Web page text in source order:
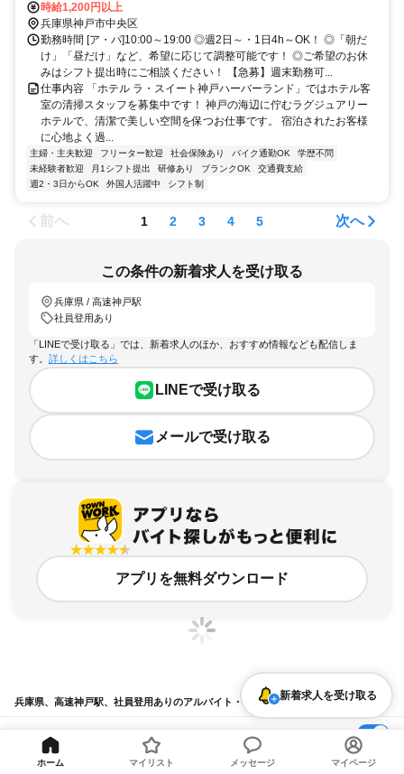
分） ほか
時給1,200円以上
兵庫県神戸市中央区
勤務時間 [ア・パ]10:00～19:00 ◎週2日～・1日4h～OK！ ◎「朝だ
け」「昼だけ」など、希望に応じて調整可能です！ ◎ご希望のお休
みはシフト提出時にご相談ください！ 【急募】週末勤務可...
仕事内容 「ホテル ラ・スイート神戸ハーバーランド」ではホテル客
室の清掃スタッフを募集中です！ 神戸の海辺に佇むラグジュアリー
ホテルで、清潔で美しい空間を保つお仕事です。 宿泊されたお客様
に心地よく過...
主婦・主夫歓迎 フリーター歓迎 社会保険あり バイク通勤OK
学歴不問
未経験者歓迎
月1シフト提出 研修あり ブランクOK
交通費支給
週2・3日からOK
外国人活躍中 シフト制
前へ 1 2 3 4 5 次へ
この条件の新着求人を受け取る
兵庫県 / 高速神戸駅
社員登用あり
「LINEで受け取る」では、新着求人のほか、おすすめ情報なども配信しま
す。 詳しくはこちら
LINEで受け取る
メールで受け取る
アプリを無料ダウンロード
兵庫県、高速神戸駅、社員登用ありのアルバイト・バイト求人情報
条件を追加・変更して検索
新着求人を受け取る
ホーム マイリスト メッセージ マイページ